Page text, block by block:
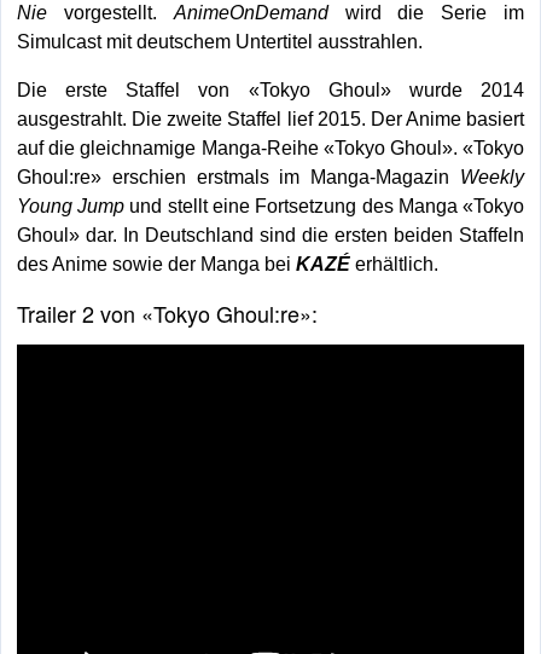
Nievorgestellt. AnimeOnDemandwird die Serie im
Simulcast mit deutschem Untertitel ausstrahlen.
Die erste Staffel von «Tokyo Ghoul» wurde 2014
ausgestrahlt. Die zweite Staffel lief 2015. Der Anime basiert
auf die gleichnamige Manga-Reihe «Tokyo Ghoul». «Tokyo
Ghoul:re» erschien erstmals im Manga-Magazin Weekly
Young Jump und stellt eine Fortsetzung des Manga «Tokyo
Ghoul» dar. In Deutschland sind die ersten beiden Staffeln
des Anime sowie der Manga bei KAZÉ erhältlich.
Trailer 2 von «Tokyo Ghoul:re»: